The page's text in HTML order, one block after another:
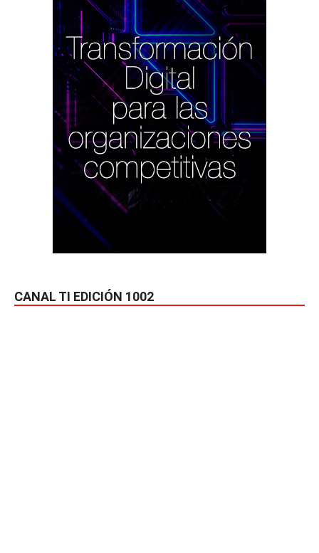
CANAL TI EDICIÓN 1002